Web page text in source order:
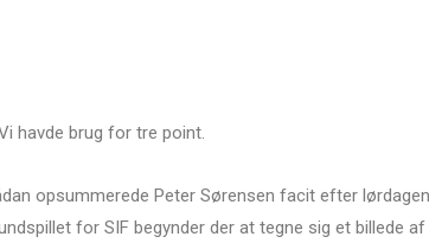
havde brug for tre point.
opsummerede Peter Sørensen facit efter
for SIF begynder der at tegne sig et billede